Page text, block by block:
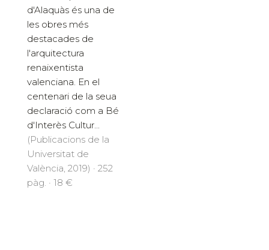
d'Alaquàs és una de
les obres més
destacades de
l'arquitectura
renaixentista
valenciana. En el
centenari de la seua
declaració com a Bé
d'Interès Cultur...
(Publicacions de la
Universitat de
València, 2019) · 252
pàg. · 18 €